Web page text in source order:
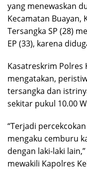
yang menewaskan
Kecamatan Buayan,
Tersangka SP (28)
EP (33), karena
Kasatreskrim Polres
mengatakan,
tersangka dan
sekitar pukul 10.00
“Terjadi
mengaku cemburu
dengan laki-laki
mewakili Kapolres